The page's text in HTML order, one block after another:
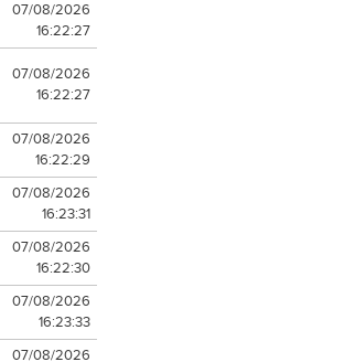
07/08/2026
16:22:27
07/08/2026
16:22:27
07/08/2026
16:22:29
07/08/2026
16:23:31
07/08/2026
16:22:30
07/08/2026
16:23:33
07/08/2026